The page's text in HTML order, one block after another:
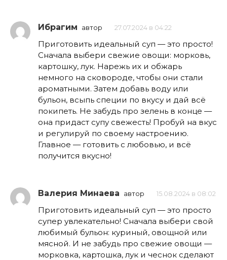
Ибрагим автор 27.07.2024 в 04:22
Приготовить идеальный суп — это просто!
Сначала выбери свежие овощи: морковь,
картошку, лук. Нарежь их и обжарь
немного на сковороде, чтобы они стали
ароматными. Затем добавь воду или
бульон, всыпь специи по вкусу и дай всё
покипеть. Не забудь про зелень в конце —
она придаст супу свежесть! Пробуй на вкус
и регулируй по своему настроению.
Главное — готовить с любовью, и всё
получится вкусно!
Валерия Минаева автор 15.08.2024 в 08:02
Приготовить идеальный суп — это просто
супер увлекательно! Сначала выбери свой
любимый бульон: куриный, овощной или
мясной. И не забудь про свежие овощи —
морковка, картошка, лук и чеснок сделают